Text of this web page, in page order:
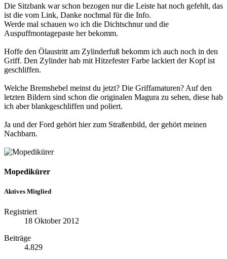
Die Sitzbank war schon bezogen nur die Leiste hat noch gefehlt, das
ist die vom Link, Danke nochmal für die Info.
Werde mal schauen wo ich die Dichtschnur und die
Auspuffmontagepaste her bekomm.
Hoffe den Ölaustritt am Zylinderfuß bekomm ich auch noch in den
Griff. Den Zylinder hab mit Hitzefester Farbe lackiert der Kopf ist
geschliffen.
Welche Bremshebel meinst du jetzt? Die Griffamaturen? Auf den
letzten Bildern sind schon die originalen Magura zu sehen, diese hab
ich aber blankgeschliffen und poliert.
Ja und der Ford gehört hier zum Straßenbild, der gehört meinen
Nachbarn.
Mopedikürer
Aktives Mitglied
Registriert
18 Oktober 2012
Beiträge
4.829